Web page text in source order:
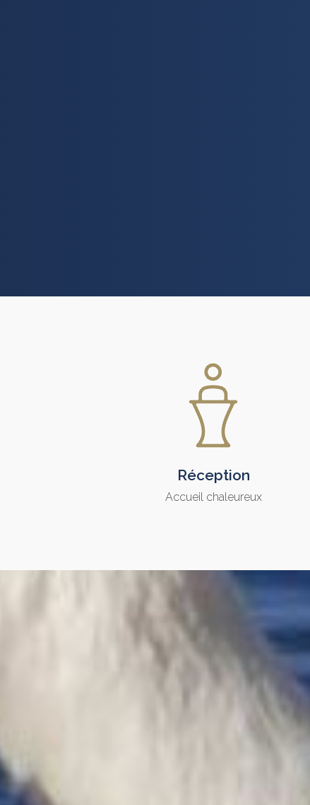
Réception
Accueil chaleureux